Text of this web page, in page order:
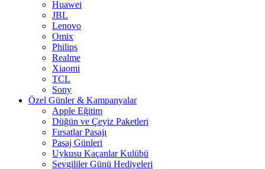
Huawei
JBL
Lenovo
Omix
Philips
Realme
Xiaomi
TCL
Sony
Özel Günler & Kampanyalar
Apple Eğitim
Düğün ve Çeyiz Paketleri
Fırsatlar Pasajı
Pasaj Günleri
Uykusu Kaçanlar Kulübü
Sevgililer Günü Hediyeleri